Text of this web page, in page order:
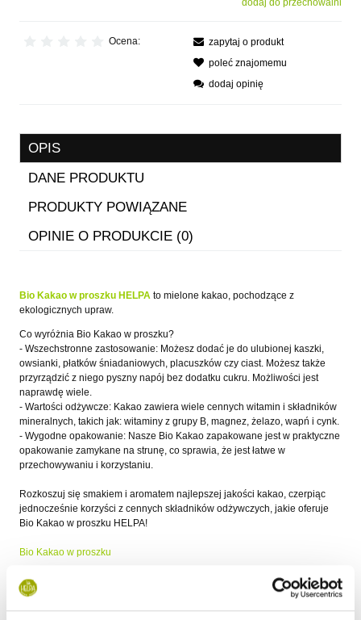
dodaj do przechowalni
Ocena:
zapytaj o produkt
poleć znajomemu
dodaj opinię
OPIS
DANE PRODUKTU
PRODUKTY POWIĄZANE
OPINIE O PRODUKCIE (0)
Bio Kakao w proszku HELPA to mielone kakao, pochodzące z
ekologicznych upraw.
Co wyróżnia Bio Kakao w proszku?
- Wszechstronne zastosowanie: Możesz dodać je do ulubionej kaszki,
owsianki, płatków śniadaniowych, placuszków czy ciast. Możesz także
przyrządzić z niego pyszny napój bez dodatku cukru. Możliwości jest
naprawdę wiele.
- Wartości odżywcze: Kakao zawiera wiele cennych witamin i składników
mineralnych, takich jak: witaminy z grupy B, magnez, żelazo, wapń i cynk.
- Wygodne opakowanie: Nasze Bio Kakao zapakowane jest w praktyczne
opakowanie zamykane na strunę, co sprawia, że jest łatwe w
przechowywaniu i korzystaniu.
Rozkoszuj się smakiem i aromatem najlepszej jakości kakao, czerpiąc
jednocześnie korzyści z cennych składników odżywczych, jakie oferuje
Bio Kakao w proszku HELPA!
Bio Kakao w proszku
Składniki: kakao alkalizowane w proszku ekologiczne 100 %.
Na terenie zakładu przetwarzane są surowce zawierające gluten.